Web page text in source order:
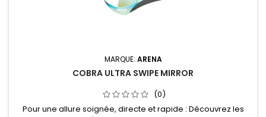
MARQUE: ARENA
COBRA ULTRA SWIPE MIRROR
(0)
Pour une allure soignée, directe et rapide : Découvrez les